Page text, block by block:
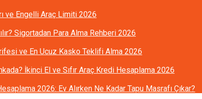
ve Engelli Araç Limiti 2026
Sigortadan Para Alma Rehberi 2026
ve En Ucuz Kasko Teklifi Alma 2026
İkinci El ve Sıfır Araç Kredi Hesaplama 2026
2026: Ev Alırken Ne Kadar Tapu Masrafı Çıkar?